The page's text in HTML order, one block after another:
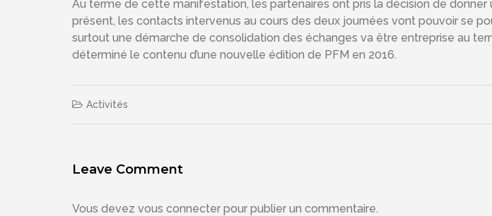
Au terme de cette manifestation, les partenaires ont pris la décision de donner
présent, les contacts intervenus au cours des deux journées vont pouvoir se
surtout une démarche de consolidation des échanges va être entreprise au
déterminé le contenu d’une nouvelle édition de PFM en 2016.
Activités
Leave Comment
Vous devez vous connecter pour publier un commentaire.